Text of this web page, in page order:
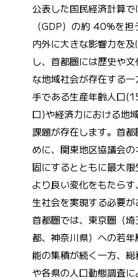
公表した国民経済計算
（GDP）の約 40%を
内外に大きな影響力を
し、首都圏には歴史や
な地域社会が存在する
手である生産年齢人口
口)や経済力における地
課題が存在します。首
めに、関東地区協議会
固にするとともに最大
より良い変化をもたら
生社会を実現する必要が
首都圏では、東京圏（
都、神奈川県）への若
能の集積が続く一方、
や各県の人口動態調査